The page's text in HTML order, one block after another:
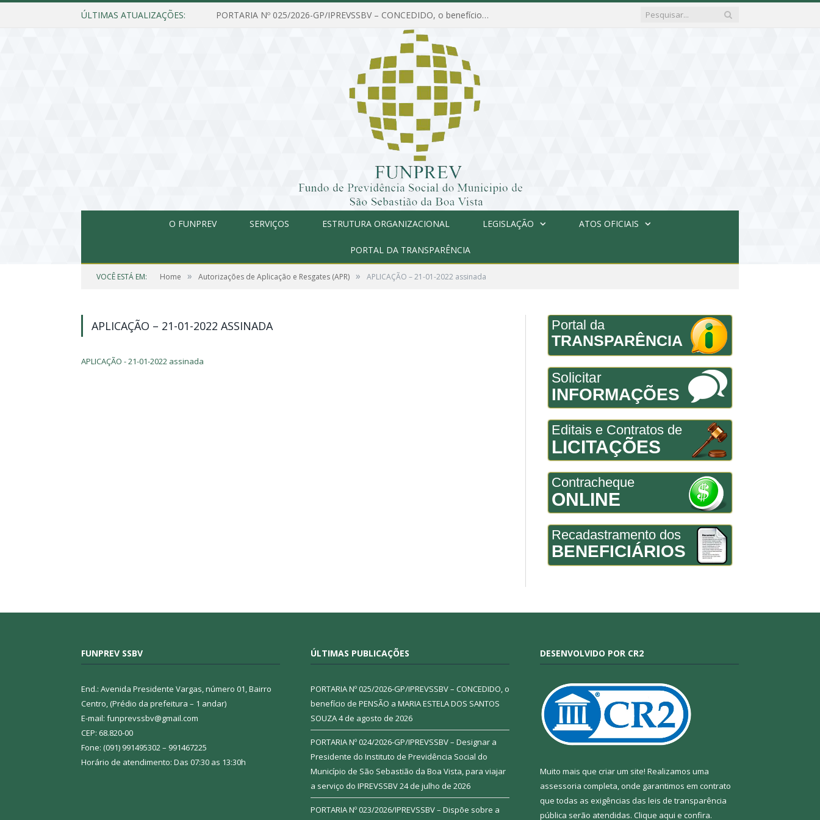
ÚLTIMAS ATUALIZAÇÕES: PORTARIA Nº 025/2026-GP/IPREVSSBV – CONCEDIDO, o benefício de PENSÃO a MARIA ESTELA DOS SANTOS SOUZA
O FUNPREV SERVIÇOS ESTRUTURA ORGANIZACIONAL LEGISLAÇÃO ATOS OFICIAIS
PORTAL DA TRANSPARÊNCIA
VOCÊ ESTÁ EM: Home » Autorizações de Aplicação e Resgates (APR) » APLICAÇÃO – 21-01-2022 assinada
APLICAÇÃO – 21-01-2022 ASSINADA
APLICAÇÃO - 21-01-2022 assinada
Portal da
TRANSPARÊNCIA
Solicitar
INFORMAÇÕES
Editais e Contratos de
LICITAÇÕES
Contracheque
ONLINE
Recadastramento dos
BENEFICIÁRIOS
FUNPREV SSBV
End.: Avenida Presidente Vargas, número 01, Bairro
Centro, (Prédio da prefeitura – 1 andar)
E-mail: funprevssbv@gmail.com
CEP: 68.820-00
Fone: (091) 991495302 – 991467225
Horário de atendimento: Das 07:30 as 13:30h
ÚLTIMAS PUBLICAÇÕES
PORTARIA Nº 025/2026-GP/IPREVSSBV – CONCEDIDO, o
benefício de PENSÃO a MARIA ESTELA DOS SANTOS
SOUZA4 de agosto de 2026
PORTARIA Nº 024/2026-GP/IPREVSSBV – Designar a
Presidente do Instituto de Previdência Social do
Município de São Sebastião da Boa Vista, para viajar
a serviço do IPREVSSBV24 de julho de 2026
PORTARIA Nº 023/2026/IPREVSSBV – Dispõe sobre a
DESENVOLVIDO POR CR2
Muito mais que criar um site! Realizamos uma
assessoria completa, onde garantimos em contrato
que todas as exigências das leis de transparência
pública serão atendidas. Clique aqui e confira.